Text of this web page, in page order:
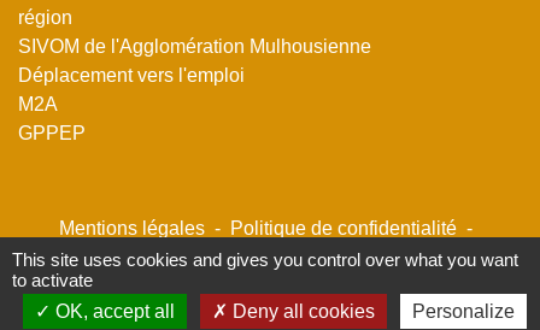
région
SIVOM de l'Agglomération Mulhousienne
Déplacement vers l'emploi
M2A
GPPEP
Mentions légales - Politique de confidentialité -
Accessibilité - Plan du site - Gestion des cookies
Site créé en partenariat avec Réseau des Communes
This site uses cookies and gives you control over what you want
to activate
OK, accept all
Deny all cookies Personalize